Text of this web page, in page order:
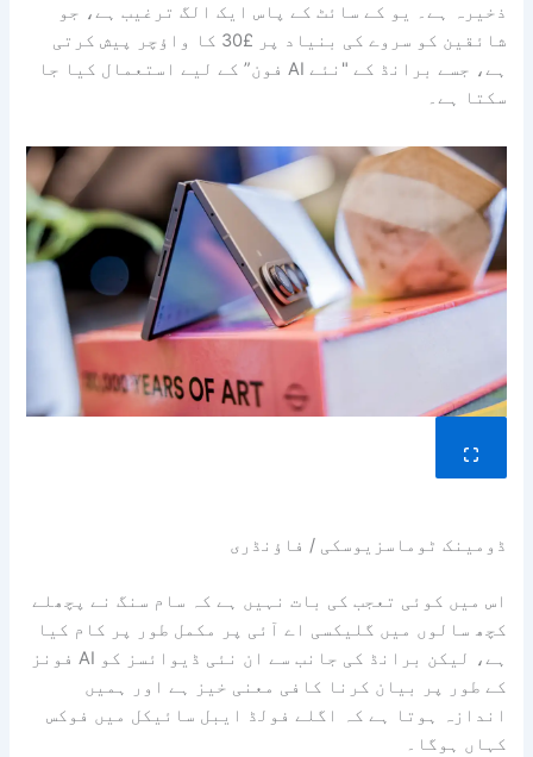
ذخیرہ ہے۔ یو کے سائٹ کے پاس ایک الگ ترغیب ہے، جو
شائقین کو سروے کی بنیاد پر £30 کا واؤچر پیش کرتی
ہے، جسے برانڈ کے "نئے AI فون” کے لیے استعمال کیا جا
سکتا ہے۔
ڈومینک ٹوماسزیوسکی / فاؤنڈری
اس میں کوئی تعجب کی بات نہیں ہے کہ سام سنگ نے پچھلے
کچھ سالوں میں گلیکسی اے آئی پر مکمل طور پر کام کیا
ہے، لیکن برانڈ کی جانب سے ان نئی ڈیوائسز کو AI فونز
کے طور پر بیان کرنا کافی معنی خیز ہے اور ہمیں
اندازہ ہوتا ہے کہ اگلے فولڈ ایبل سائیکل میں فوکس
کہاں ہوگا۔